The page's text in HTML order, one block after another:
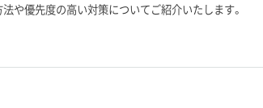
や優先度の高い対策についてご紹介いたします。